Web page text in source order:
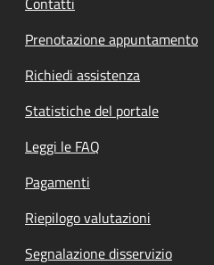
Prenotazione appuntamento
Richiedi assistenza
Statistiche del portale
Leggi le FAQ
Pagamenti
Riepilogo valutazioni
Segnalazione disservizio